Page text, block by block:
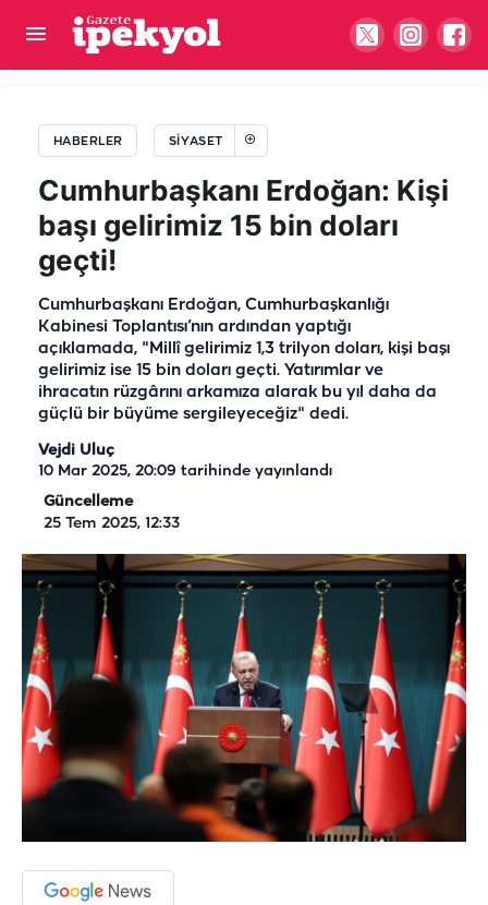
HABERLER SIYASET
Cumhurbaşkanı Erdoğan: Kişi
başı gelirimiz 15 bin doları
geçti!
Cumhurbaşkanı Erdoğan, Cumhurbaşkanlığı
Kabinesi Toplantısı’nın ardından yaptığı
açıklamada, "Millî gelirimiz 1,3 trilyon doları, kişi başı
gelirimiz ise 15 bin doları geçti. Yatırımlar ve
ihracatın rüzgârını arkamıza alarak bu yıl daha da
güçlü bir büyüme sergileyeceğiz" dedi.
Vejdi Uluç
10 Mar 2025, 20:09 tarihinde yayınlandı
Güncelleme
25 Tem 2025, 12:33
CHP Şanlıurfa ilçe başkanlığında yeni dönem: Yeni